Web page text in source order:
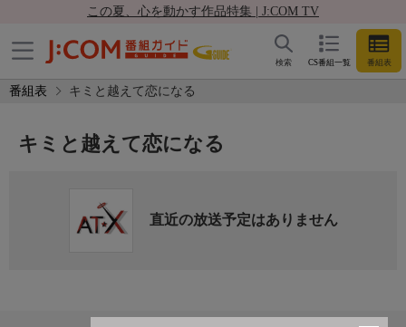
この夏、心を動かす作品特集 | J:COM TV
CS番組一覧 番組表
検索
番組表 キミと越えて恋になる
キミと越えて恋になる
直近の放送予定はありません